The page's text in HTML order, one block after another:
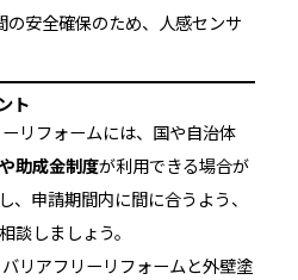
の安全確保のため、人感センサ
ト
リフォームには、国や自治体
助成金制度が利用できる場合が
、申請期間内に間に合うよう、
談しましょう。
バリアフリーリフォームと外壁塗